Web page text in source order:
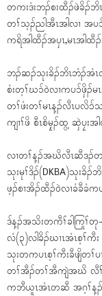
တကးဒံးဘၣ်စးထီၣ်ဖဲခိၣ်
တၢ်သ့ၣ်ညါအီၤအါလၢ အပ
ကရိအါထီၣ်အပှၤ,မၤအါထီ
ဘၣ်ဆၣ်သုးခိၣ်ဘိၤဘံၣ်အံၤ
စံးတ့ၢ်ဃၥ်ဝဲလၢကပၥ်ဖှိၣ်
တၢ်ဖံးတၢ်မၤန့ၣ်လီၤပလိ
ကျၢၢ်ဖိ စီၤစိမၠ့ၣ်ထွ့ ဆှဲပၠးအ
လၢတၢ်န့ၣ်အဃိလီၤဆီဒၣ်တ
သုးမုၢ်ဒိၣ်(DKBA)သုးခိ
ဖ့ၣ်စၢအိၣ်ထီၣ်ဝဲလၢခံခီခံက
ဒ်န့ၣ်အသိးတကီၢ်ခါကြုၢ်
လံ(၃)လါခိၣ်ဃၢၤအံၤစ့ၢ်ကီ
သုးတကပၤစ့ၢ်ကီးခီဖျိတ
တၢ်အီၣ်တၢ်အီကျဲအဃိ လီၢ်
ကဘီယူၤအံၤတဆီ အဂ့ၢ်န့ၣ်